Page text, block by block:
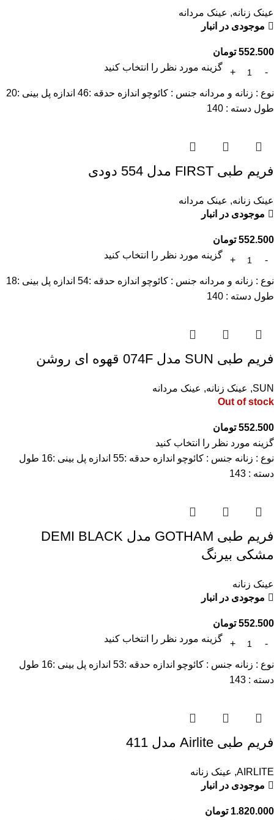
عینک زنانه, عینک مردانه
موجودی در انبار
552.500 تومان
گزینه مورد نظر را انتخاب کنید
نوع : زنانه و مردانه جنس : کائوچو اندازه حدقه :46 اندازه پل بینی :20
طول دسته : 140
فریم طبی FIRST مدل 554 دودی
عینک زنانه, عینک مردانه
موجودی در انبار
552.500 تومان
گزینه مورد نظر را انتخاب کنید
نوع : زنانه و مردانه جنس : کائوچو اندازه حدقه :54 اندازه پل بینی :18
طول دسته : 140
فریم طبی SUN مدل 074F قهوه ای روشن
SUN
, عینک زنانه, عینک مردانه
Out of stock
552.500 تومان
گزینه مورد نظر را انتخاب کنید
نوع : زنانه جنس : کائوچو اندازه حدقه :55 اندازه پل بینی :16 طول
دسته : 143
فریم طبی GOTHAM مدل DEMI BLACK
مشکی بیرنگ
عینک زنانه
موجودی در انبار
552.500 تومان
گزینه مورد نظر را انتخاب کنید
نوع : زنانه جنس : کائوچو اندازه حدقه :53 اندازه پل بینی :16 طول
دسته : 143
فریم طبی Airlite مدل 411
AIRLITE
, عینک زنانه
موجودی در انبار
1.820.000 تومان